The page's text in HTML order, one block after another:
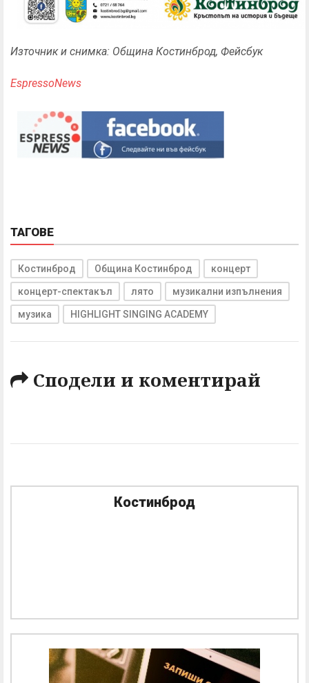
Източник и снимка: Община Костинброд, Фейсбук
EspressoNews
ТАГОВЕ
Костинброд Община Костинброд концерт
концерт-спектакъл лято музикални изпълнения
музика HIGHLIGHT SINGING ACADEMY
Сподели и коментирай
Костинброд